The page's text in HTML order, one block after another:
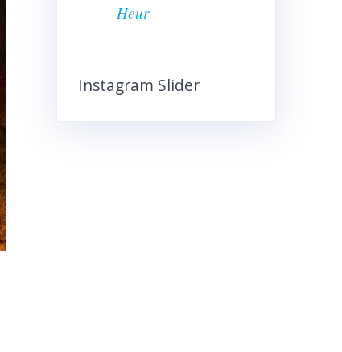
Heur
Instagram Slider